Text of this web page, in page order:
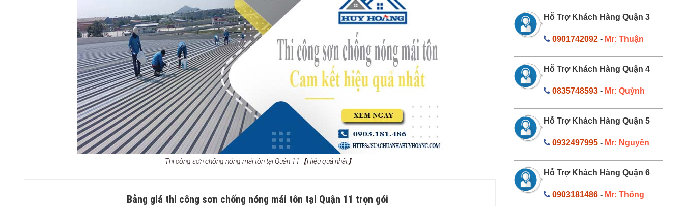
Thi công sơn chống nóng mái tôn tại Quận 11【Hiệu quả nhất】
Bảng giá thi công sơn chống nóng mái tôn tại Quận 11 trọn gói
Hỗ Trợ Khách Hàng Quận 3
0901742092 - Mr: Thuận
Hỗ Trợ Khách Hàng Quận 4
0835748593 - Mr: Quỳnh
Hỗ Trợ Khách Hàng Quận 5
0932497995 - Mr: Nguyên
Hỗ Trợ Khách Hàng Quận 6
0903181486 - Mr: Thông